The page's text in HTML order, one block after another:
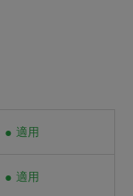
適用
適用